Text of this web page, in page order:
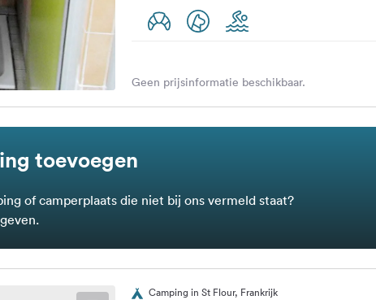
Geen prijsinformatie beschikbaar.
toevoegen
of camperplaats die niet bij ons vermeld staat?
Camping in St Flour, Frankrijk